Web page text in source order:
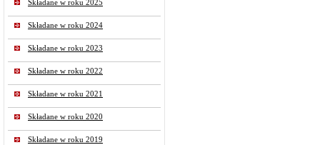
Składane w roku 2025
Składane w roku 2024
Składane w roku 2023
Składane w roku 2022
Składane w roku 2021
Składane w roku 2020
Składane w roku 2019